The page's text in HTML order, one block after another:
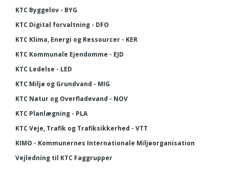
KTC Byggelov - BYG
KTC Digital forvaltning - DFO
KTC Klima, Energi og Ressourcer - KER
KTC Kommunale Ejendomme - EJD
KTC Ledelse - LED
KTC Miljø og Grundvand - MIG
KTC Natur og Overfladevand - NOV
KTC Planlægning - PLA
KTC Veje, Trafik og Trafiksikkerhed - VTT
KIMO - Kommunernes Internationale Miljøorganisation
Vejledning til KTC Faggrupper